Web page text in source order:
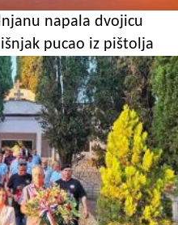
napala dvojicu
pucao iz pištolja